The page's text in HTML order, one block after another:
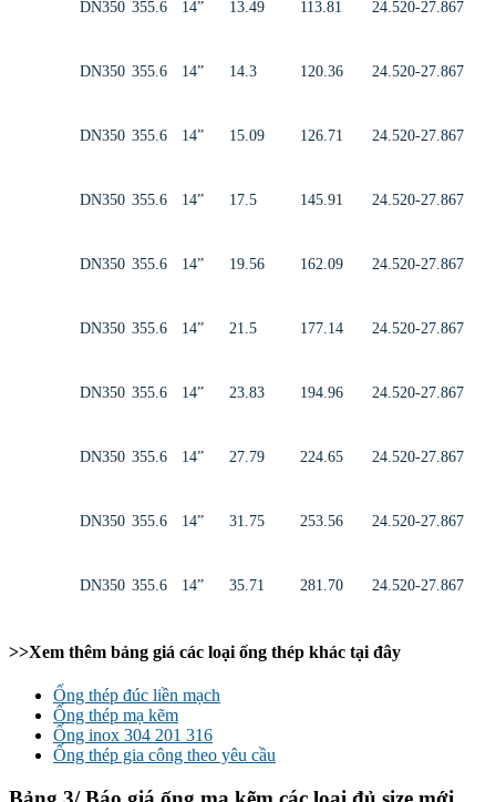
DN350 355.6 14” 13.49 113.81 24.520-27.867
DN350 355.6 14” 14.3 120.36 24.520-27.867
DN350 355.6 14” 15.09 126.71 24.520-27.867
DN350 355.6 14” 17.5 145.91 24.520-27.867
DN350 355.6 14” 19.56 162.09 24.520-27.867
DN350 355.6 14” 21.5 177.14 24.520-27.867
DN350 355.6 14” 23.83 194.96 24.520-27.867
DN350 355.6 14” 27.79 224.65 24.520-27.867
DN350 355.6 14” 31.75 253.56 24.520-27.867
DN350 355.6 14” 35.71 281.70 24.520-27.867
>>Xem thêm bảng giá các loại ống thép khác tại đây
Ống thép đúc liền mạch
Ống thép mạ kẽm
Ống inox 304 201 316
Ống thép gia công theo yêu cầu